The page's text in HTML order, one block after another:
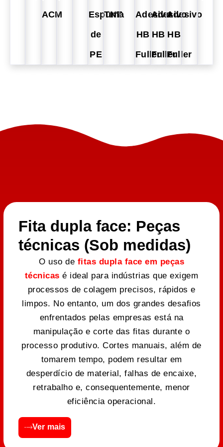
ACM
Espuma
de
PE
TNT
Adesivo
HB
Fuller
Adesivo
HB
Fuller
Adesivo
HB
Fuller
Fita dupla face: Peças
técnicas (Sob medidas)
O uso de fitas dupla face em peças
técnicas é ideal para indústrias que exigem
processos de colagem precisos, rápidos e
limpos. No entanto, um dos grandes desafios
enfrentados pelas empresas está na
manipulação e corte das fitas durante o
processo produtivo. Cortes manuais, além de
tomarem tempo, podem resultar em
desperdício de material, falhas de encaixe,
retrabalho e, consequentemente, menor
eficiência operacional.
Ver mais